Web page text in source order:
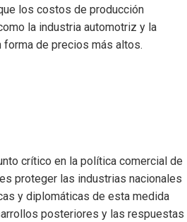
los costos de producción
la industria automotriz y la
de precios más altos.
crítico en la política comercial de
proteger las industrias nacionales
y diplomáticas de esta medida
posteriores y las respuestas